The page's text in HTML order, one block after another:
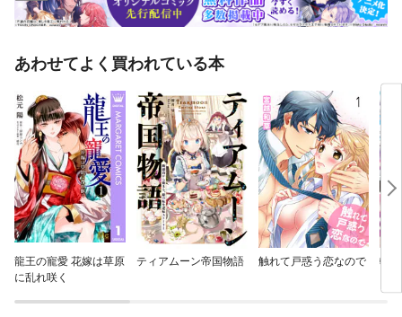
あわせてよく買われている本
龍王の寵愛 花嫁は草原
に乱れ咲く
ティアムーン帝国物語 触れて戸惑う恋なので
転
術